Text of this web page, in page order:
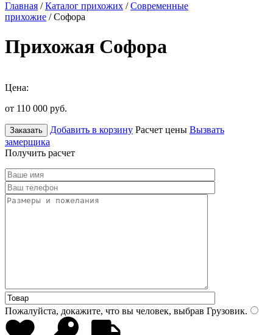
Главная /Каталог прихожих /Современные
прихожие / Софора
Прихожая Софора
Цена:
от 110 000 руб.
Заказать Добавить в корзину Расчет цены Вызвать
замерщика
Получить расчет
Пожалуйста, докажите, что вы человек, выбрав Грузовик.